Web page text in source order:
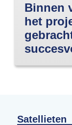
Binnen
het
Satellieten